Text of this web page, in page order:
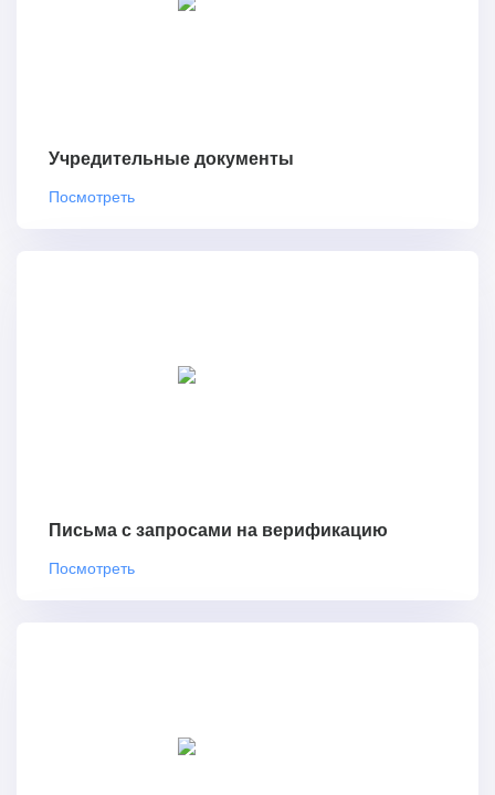
Учредительные документы
Посмотреть
Письма с запросами на верификацию
Посмотреть